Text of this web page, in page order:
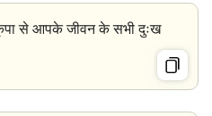
कृपा से आपके जीवन के सभी दुःख